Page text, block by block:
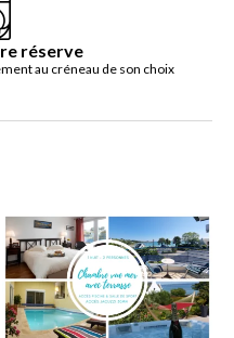
réserve
au créneau de son choix